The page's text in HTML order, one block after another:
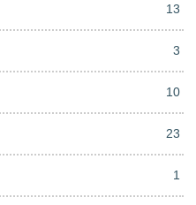
13
3
10
23
1